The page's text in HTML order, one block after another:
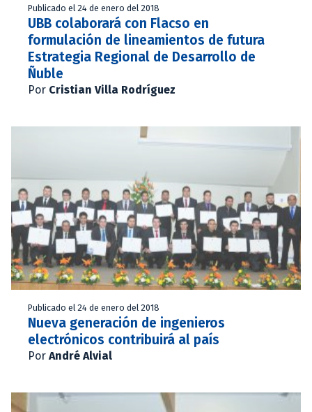
Publicado el 24 de enero del 2018
UBB colaborará con Flacso en
formulación de lineamientos de futura
Estrategia Regional de Desarrollo de
Ñuble
Por Cristian Villa Rodríguez
Publicado el 24 de enero del 2018
Nueva generación de ingenieros
electrónicos contribuirá al país
Por André Alvial